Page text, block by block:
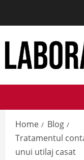
Home
Blog
Tratamentul
unui utilaj casat